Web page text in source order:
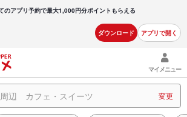
のアプリ予約で最大1,000円分ポイントもらえる
ダウンロード アプリで開く
マイメニュー
辺 カフェ・スイーツ 変更